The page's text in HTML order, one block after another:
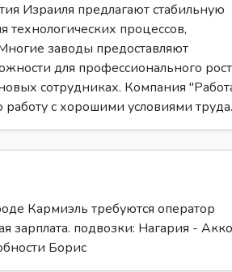
Израиля предлагают стабильную
технологических процессов,
заводы предоставляют
для профессионального
сотрудниках. Компания
с хорошими условиями труда.
Кармиэль требуются оператор
зарплата. подвозки: Нагария -
Борис